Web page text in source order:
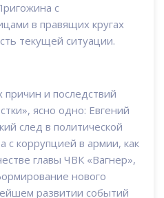
с
в правящих кругах
текущей ситуации.
и последствий
ясно одно: Евгений
след в политической
с коррупцией в армии, как
главы ЧВК «Вагнер»,
нового
развитии событий